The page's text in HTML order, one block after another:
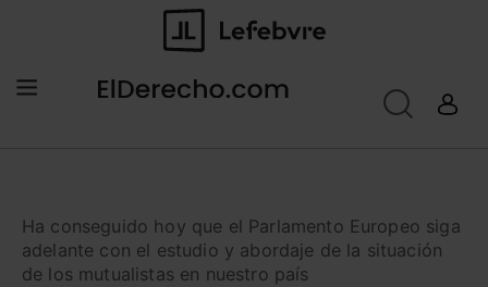
Ha conseguido hoy que el Parlamento Europeo siga
adelante con el estudio y abordaje de la situación
de los mutualistas en nuestro país